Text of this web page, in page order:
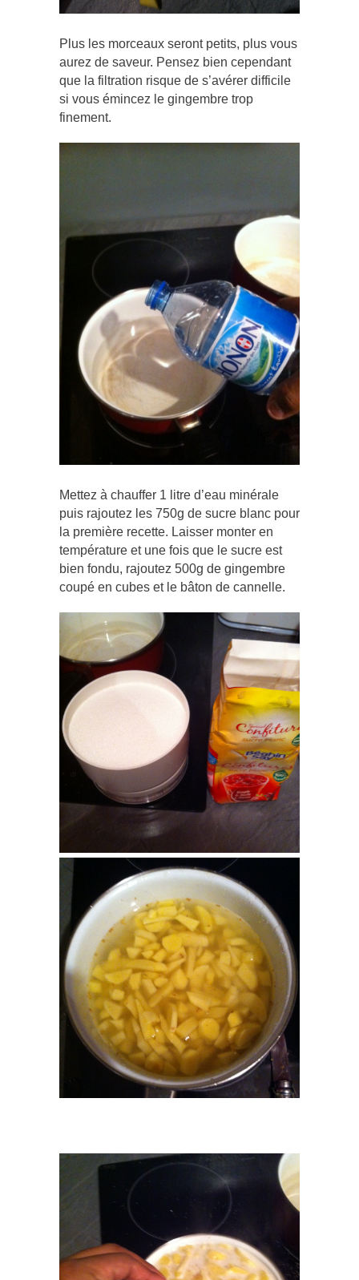
Plus les morceaux seront petits, plus vous
aurez de saveur. Pensez bien cependant
que la filtration risque de s’avérer difficile
si vous émincez le gingembre trop
finement.
Mettez à chauffer 1 litre d’eau minérale
puis rajoutez les 750g de sucre blanc pour
la première recette. Laisser monter en
température et une fois que le sucre est
bien fondu, rajoutez 500g de gingembre
coupé en cubes et le bâton de cannelle.